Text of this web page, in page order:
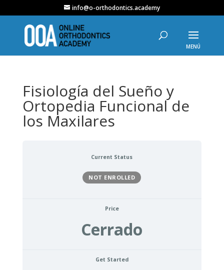
info@o-orthodontics.academy
Fisiología del Sueño y
Ortopedia Funcional de
los Maxilares
Current Status
NOT ENROLLED
Price
Cerrado
Get Started